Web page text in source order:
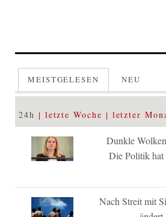
MEISTGELESEN NEU
24h letzte Woche letzter
Dunkle
Die Politik hat
Nach Streit mit